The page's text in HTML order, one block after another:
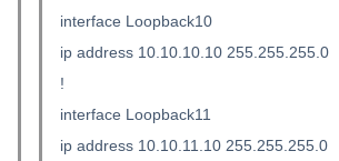
interface Loopback10
ip address 10.10.10.10 255.255.255.0
!
interface Loopback11
ip address 10.10.11.10 255.255.255.0